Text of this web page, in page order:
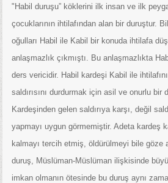
"Habil duruşu” köklerini ilk insan ve ilk
çocuklarının ihtilafından alan bir duruştur.
oğulları Habil ile Kabil bir konuda ihtilafa
anlaşmazlık çıkmıştı. Bu anlaşmazlıkta
ders vericidir. Habil kardeşi Kabil ile
saldırısını durdurmak için asil ve onurlu bir
Kardeşinden gelen saldırıya karşı, değil
yapmayı uygun görmemiştir. Adeta kardeş
kalmayı tercih etmiş, öldürülmeyi bile göze
duruş, Müslüman-Müslüman ilişkisinde
imkan olmanın ötesinde bu duruş aynı